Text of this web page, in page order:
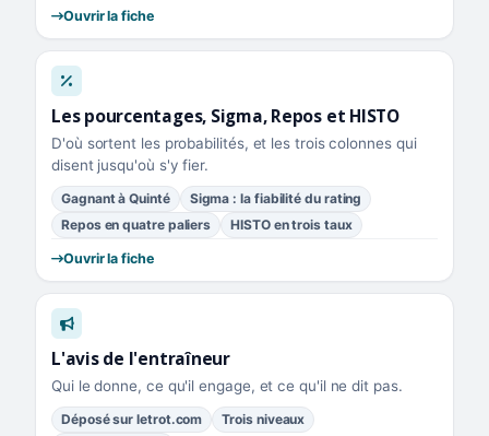
Ouvrir la fiche
Les pourcentages, Sigma, Repos et HISTO
D'où sortent les probabilités, et les trois colonnes qui
disent jusqu'où s'y fier.
Gagnant à Quinté
Sigma : la fiabilité du rating
Repos en quatre paliers
HISTO en trois taux
Ouvrir la fiche
L'avis de l'entraîneur
Qui le donne, ce qu'il engage, et ce qu'il ne dit pas.
Déposé sur letrot.com
Trois niveaux